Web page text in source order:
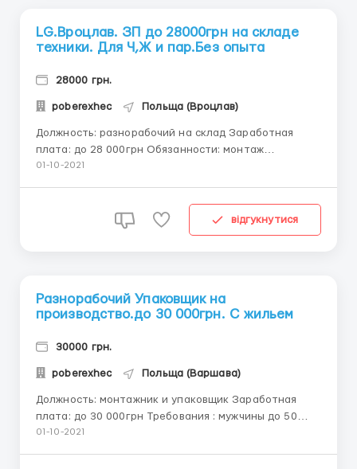
LG.Вроцлав. ЗП до 28000грн на складе
техники. Для Ч,Ж и пар.Без опыта
28000 грн.
poberexhec Польща (Вроцлав)
Должность: разнорабочий на склад Заработная
плата: до 28 000грн Обязанности: монтаж
аккамуляторных батарей, работа на линии
Детальнее о вакансии LG Chem Wrocław Energy Sp. z
01-10-2021
відгукнутися
Разнорабочий Упаковщик на
производство.до 30 000грн. С жильем
30000 грн.
poberexhec Польща (Варшава)
Должность: монтажник и упаковщик Заработная
плата: до 30 000грн Требования : мужчины до 50
лет(можно по биометрии) Обязанности: установка
01-10-2021